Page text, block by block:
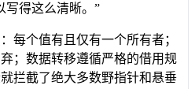
写得这么清晰。”
每个值有且仅有一个所有者；
；数据转移遵循严格的借用规
拦截了绝大多数野指针和悬垂